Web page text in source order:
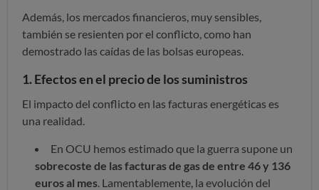
Además, los mercados financieros, muy sensibles,
también se resienten por el conflicto, como han
demostrado las caídas de las bolsas europeas.
1. Efectos en el precio de los suministros
El impacto del conflicto en las facturas energéticas es
una realidad.
En OCU hemos estimado que la guerra supone un
sobrecoste de las facturas de gas de entre 46y 136
euros al mes . Lamentablemente, la evolución del